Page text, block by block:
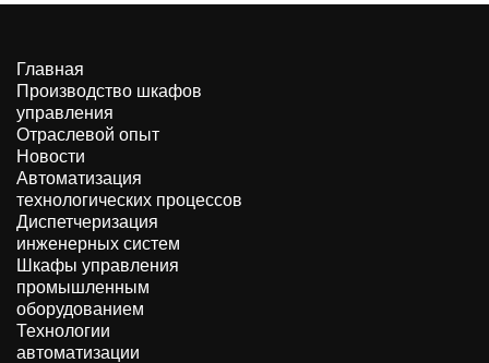
Главная
Производство шкафов
управления
Отраслевой опыт
Новости
Автоматизация
технологических процессов
Диспетчеризация
инженерных систем
Шкафы управления
промышленным
оборудованием
Технологии
автоматизации